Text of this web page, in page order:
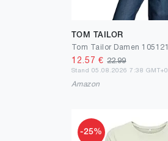
TOM TAILOR
12.57 €22.99
Stand 05.08.2026 7:38 GMT+0
Amazon
-25%